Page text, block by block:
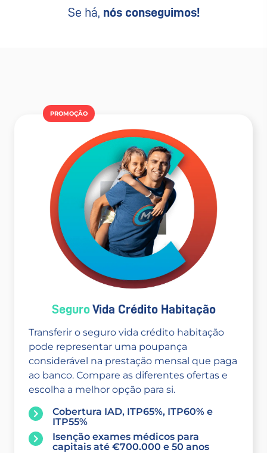
Se há, nós conseguimos!
PROMOÇÂO
SeguroVida Crédito Habitação
Transferir o seguro vida crédito habitação
pode representar uma poupança
considerável na prestação mensal que paga
ao banco. Compare as diferentes ofertas e
escolha a melhor opção para si.
Cobertura IAD, ITP65%, ITP60% e
ITP55%
Isenção exames médicos para
capitais até €700.000 e 50 anos